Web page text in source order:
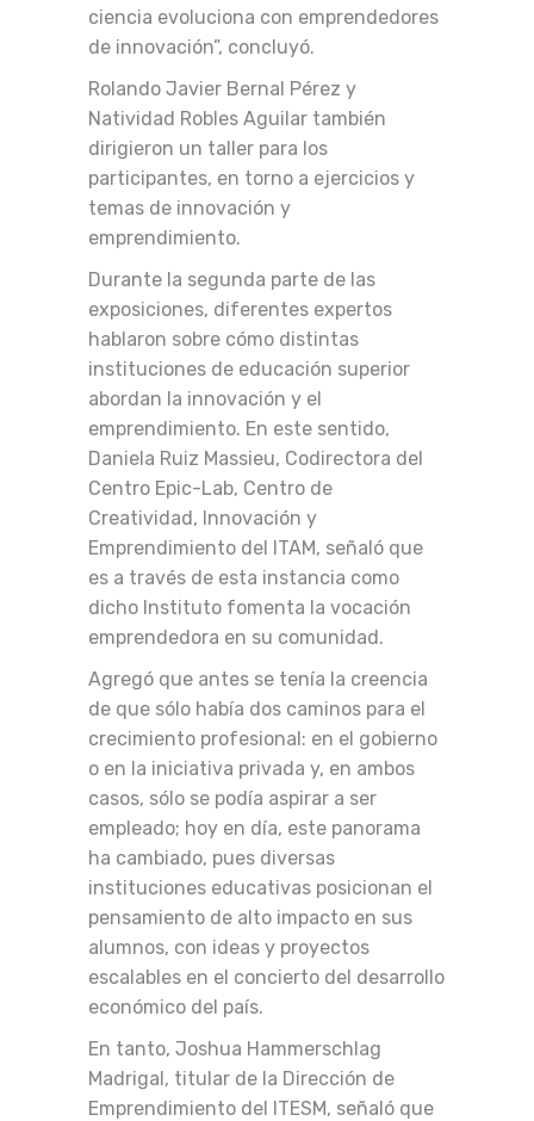
ciencia evoluciona con emprendedores
de innovación”, concluyó.
Rolando Javier Bernal Pérez y
Natividad Robles Aguilar también
dirigieron un taller para los
participantes, en torno a ejercicios y
temas de innovación y
emprendimiento.
Durante la segunda parte de las
exposiciones, diferentes expertos
hablaron sobre cómo distintas
instituciones de educación superior
abordan la innovación y el
emprendimiento. En este sentido,
Daniela Ruiz Massieu, Codirectora del
Centro Epic-Lab, Centro de
Creatividad, Innovación y
Emprendimiento del ITAM, señaló que
es a través de esta instancia como
dicho Instituto fomenta la vocación
emprendedora en su comunidad.
Agregó que antes se tenía la creencia
de que sólo había dos caminos para el
crecimiento profesional: en el gobierno
o en la iniciativa privada y, en ambos
casos, sólo se podía aspirar a ser
empleado; hoy en día, este panorama
ha cambiado, pues diversas
instituciones educativas posicionan el
pensamiento de alto impacto en sus
alumnos, con ideas y proyectos
escalables en el concierto del desarrollo
económico del país.
En tanto, Joshua Hammerschlag
Madrigal, titular de la Dirección de
Emprendimiento del ITESM, señaló que